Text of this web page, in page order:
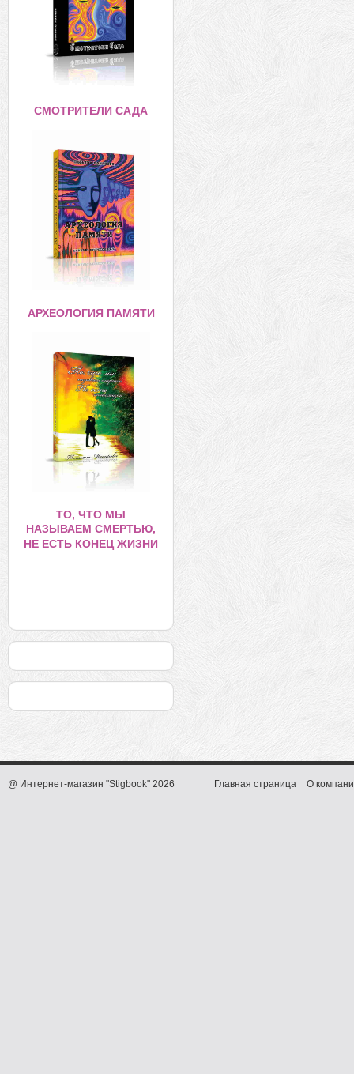
СМОТРИТЕЛИ САДА
АРХЕОЛОГИЯ ПАМЯТИ
ТО, ЧТО МЫ
НАЗЫВАЕМ СМЕРТЬЮ,
НЕ ЕСТЬ КОНЕЦ ЖИЗНИ
@ Интернет-магазин "Stigbook" 2026 Главная страница О